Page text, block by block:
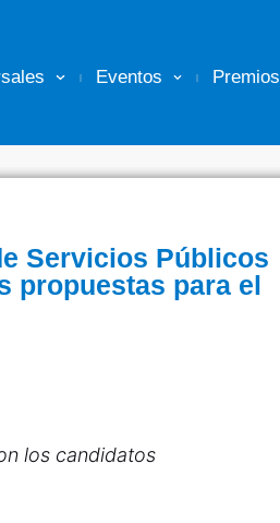
Eventos Premios
Servicios Públicos
propuestas para el
los candidatos